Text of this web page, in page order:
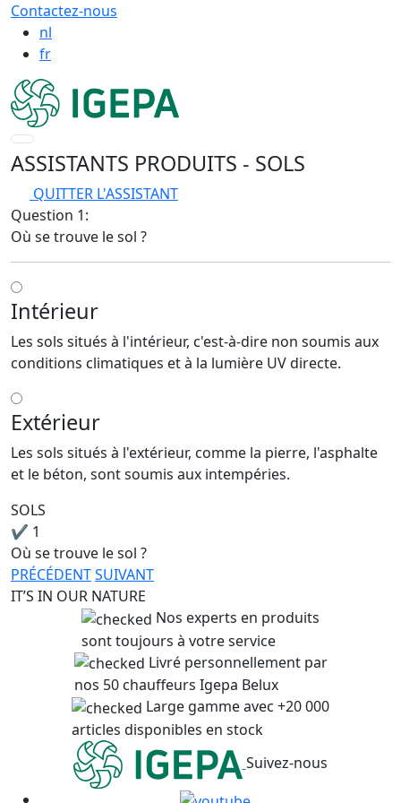
Contactez-nous
nl
fr
ASSISTANTS PRODUITS - SOLS
QUITTER L'ASSISTANT
SOLS
✔ 1
Où se trouve le sol ?
PRÉCÉDENTSUIVANT
Question 1:
Où se trouve le sol ?
Intérieur
Les sols situés à l'intérieur, c'est-à-dire non soumis aux
conditions climatiques et à la lumière UV directe.
Extérieur
Les sols situés à l'extérieur, comme la pierre, l'asphalte
et le béton, sont soumis aux intempéries.
IT’S IN OUR NATURE
Nos experts en produits
sont toujours à votre service
Livré personnellement par
nos 50 chauffeurs Igepa Belux
Large gamme avec +20 000
articles disponibles en stock
Suivez-nous